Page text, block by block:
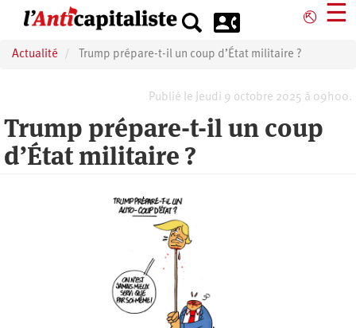
principal
⎋ ☰
Actualité Trump prépare-t-il un coup d’État militaire ?
Publié le Jeudi 9 octobre 2025 à 09h00.
Trump prépare-t-il un coup
d’État militaire ?